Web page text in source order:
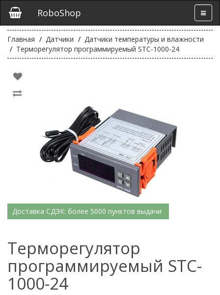
RoboShop
Главная Датчики
Датчики температуры и влажности
Терморегулятор программируемый STC-1000-24
Доставка СДЭК: более 5000 пунктов выдачи
Терморегулятор
программируемый STC-
1000-24